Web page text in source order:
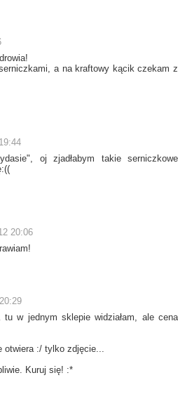
a na kraftowy kącik czekam z
oj zjadłabym takie serniczkowe
20:06
w jednym sklepie widziałam, ale cena
:/ tylko zdjęcie...
Kuruj się! :*